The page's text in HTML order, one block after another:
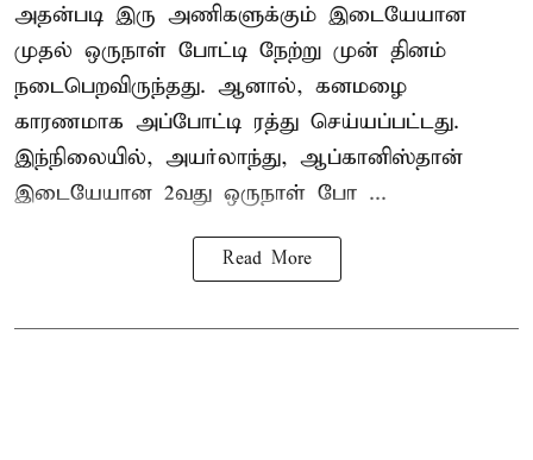
அதன்படி இரு அணிகளுக்கும் இடையேயான
முதல் ஒருநாள் போட்டி நேற்று முன் தினம்
நடைபெறவிருந்தது. ஆனால், கனமழை
காரணமாக அப்போட்டி ரத்து செய்யப்பட்டது.
இந்நிலையில், அயர்லாந்து, ஆப்கானிஸ்தான்
இடையேயான 2வது ஒருநாள் போ ...
Read More